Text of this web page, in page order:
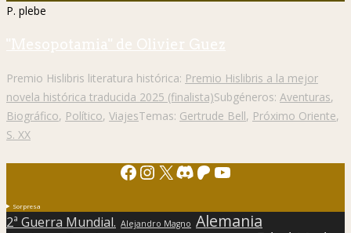
P. plebe
"Mesopotamia" de Olivier Guez
Premio Hislibris literatura histórica: Premio Hislibris a la mejor
novela histórica traducida 2025 (finalista)Subgéneros: Aventuras,
Biográfico, Político, ViajesTemas: Gertrude Bell, Próximo Oriente,
S. XX
Facebook
Instagram
X Discord
Patreon
YouTube
Sorpresa
2ª Guerra Mundial. Alejandro Magno Alemania